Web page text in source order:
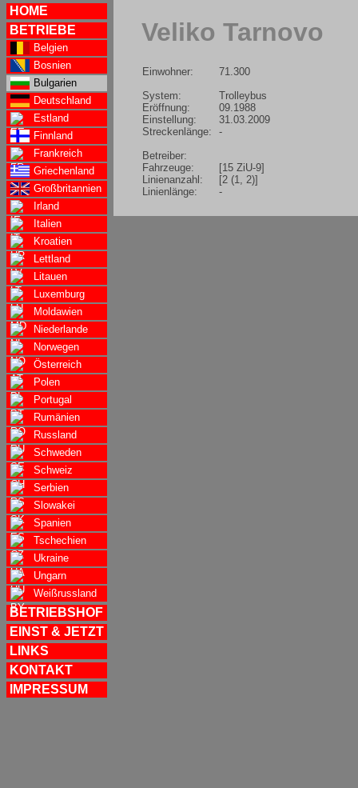
HOME
BETRIEBE
Belgien
Bosnien
Bulgarien
Deutschland
Estland
Finnland
Frankreich
Griechenland
Großbritannien
Irland
Italien
Kroatien
Lettland
Litauen
Luxemburg
Moldawien
Niederlande
Norwegen
Österreich
Polen
Portugal
Rumänien
Russland
Schweden
Schweiz
Serbien
Slowakei
Spanien
Tschechien
Ukraine
Ungarn
Weißrussland
BETRIEBSHOF
EINST & JETZT
LINKS
KONTAKT
IMPRESSUM
Veliko Tarnovo
Einwohner:
System:
Eröffnung:
Einstellung:
Streckenlänge:
Betreiber:
Fahrzeuge:
Linienanzahl:
Linienlänge:
71.300
Trolleybus
09.1988
31.03.2009
-
[15 ZiU-9]
[2 (1, 2)]
-